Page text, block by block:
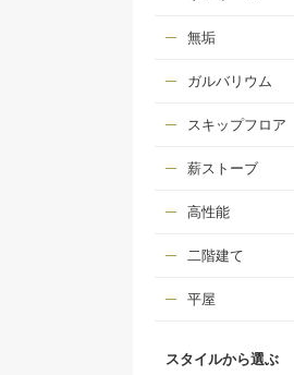
無垢
ガルバリウム
スキップフロア
薪ストーブ
高性能
二階建て
平屋
スタイルから選ぶ